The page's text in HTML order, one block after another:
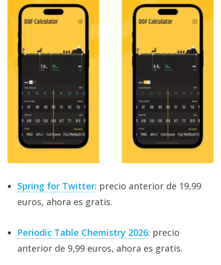
Spring for Twitter: precio anterior de 19,99
euros, ahora es gratis.
Periodic Table Chemistry 2026: precio
anterior de 9,99 euros, ahora es gratis.